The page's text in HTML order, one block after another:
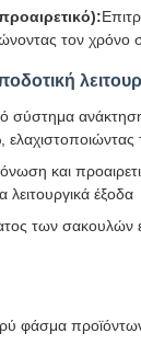
τον χρόνο
σύστημα
και
έξοδα
των σακουλών
φάσμα